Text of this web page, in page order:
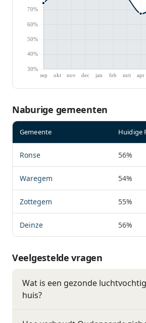
Naburige gemeenten
Gemeente Huidige
Ronse 56%
Waregem 54%
Zottegem 55%
Deinze 56%
Veelgestelde vragen
Wat is een gezonde
huis?